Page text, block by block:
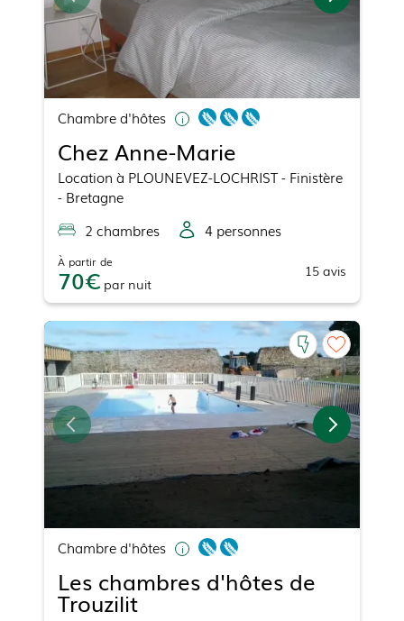
Chambre d'hôtes
Chez Anne-Marie
Location à PLOUNEVEZ-LOCHRIST- Finistère
- Bretagne
2 chambres 4 personnes
À partir de
70 par nuit
15 avis
Chambre d'hôtes
Les chambres d'hôtes de
Trouzilit